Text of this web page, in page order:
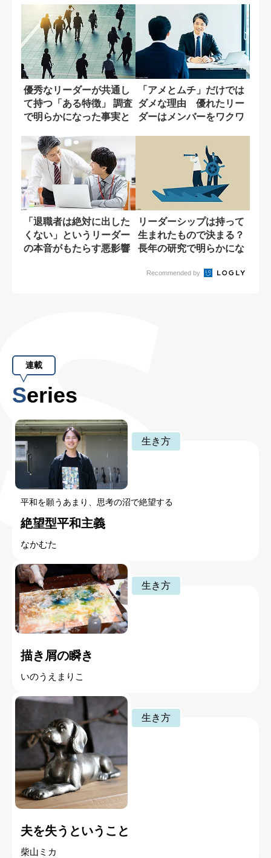
優秀なリーダーが共通し
て持つ「ある特徴」 調査
で明らかになった事実と
「アメとムチ」だけでは
ダメな理由 優れたリー
ダーはメンバーをワクワ
「退職者は絶対に出した
くない」というリーダー
の本音がもたらす悪影響
リーダーシップは持って
生まれたもので決まる？
長年の研究で明らかにな
Recommended by
連載
Series
生き方
平和を願うあまり、思考の沼で絶望する
絶望型平和主義
なかむた
生き方
描き屑の瞬き
いのうえまりこ
生き方
夫を失うということ
柴山ミカ